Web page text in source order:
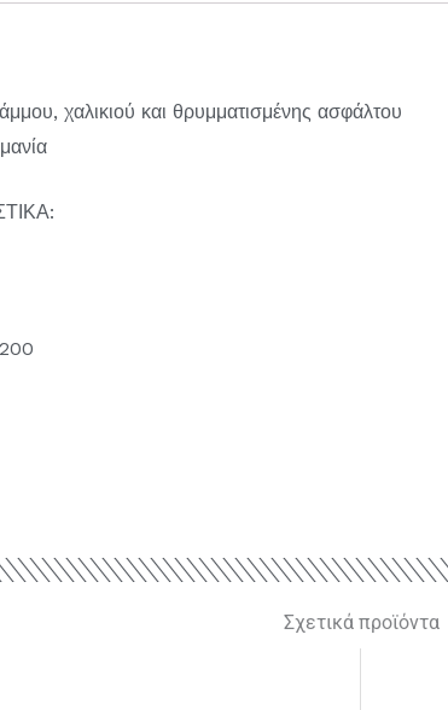
χαλικιού και θρυμματισμένης ασφάλτου
Σχετικά προϊόντα